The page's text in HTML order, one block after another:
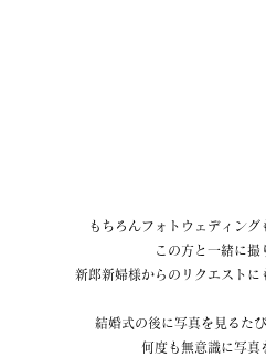
もちろんフォトウェディン
この方と一緒に撮
新郎新婦様からのリクエストに
結婚式の後に写真を見るた
何度も無意識に写真